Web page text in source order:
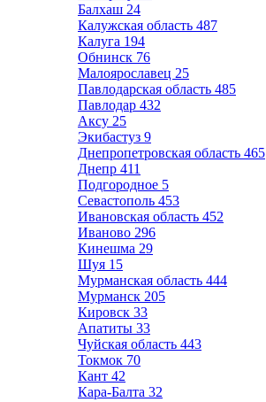
Балхаш 24
Калужская область 487
Калуга 194
Обнинск 76
Малоярославец 25
Павлодарская область 485
Павлодар 432
Аксу 25
Экибастуз 9
Днепропетровская область 465
Днепр 411
Подгородное 5
Севастополь 453
Ивановская область 452
Иваново 296
Кинешма 29
Шуя 15
Мурманская область 444
Мурманск 205
Кировск 33
Апатиты 33
Чуйская область 443
Токмок 70
Кант 42
Кара-Балта 32